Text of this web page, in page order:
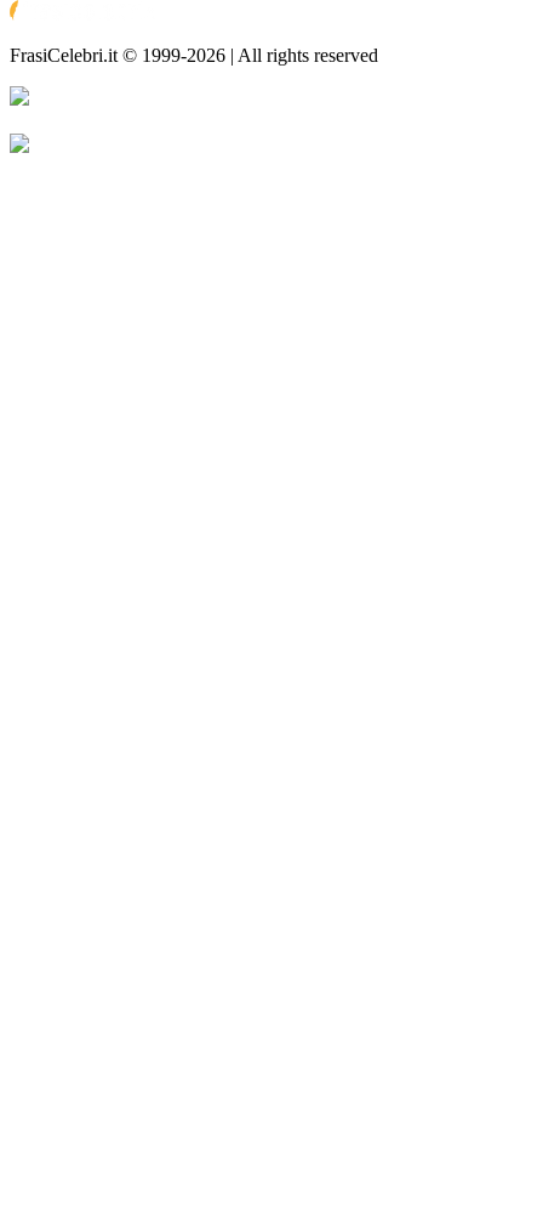
FrasiCelebri.it © 1999-2026 | All rights reserved